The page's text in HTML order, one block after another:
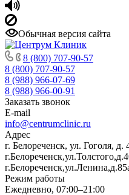
Обычная версия сайта
8 (800) 707-90-57
8 (800) 707-90-57
8 (988) 966-07-69
8 (988) 966-00-91
Заказать звонок
E-mail
info@centrumclinic.ru
Адрес
г. Белореченск, ул. Гоголя, д.
Режим работы
Ежедневно, 07:00–21:00